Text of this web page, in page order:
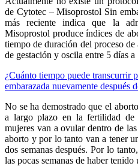
de Cytotec – Misoprostol Sin
más reciente indica que la
Misoprostol produce índices de
tiempo de duración del proceso
de gestación y oscila entre 5 días a
¿Cuánto tiempo puede transcurrir
embarazada nuevamente después
No se ha demostrado que el
a largo plazo en la fertilidad
mujeres van a ovular dentro de
aborto y por lo tanto van a tener
dos semanas después. Por lo
las pocas semanas de haber